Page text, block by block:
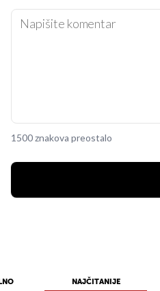
1500 znakova preostalo
NAJČITANIJE